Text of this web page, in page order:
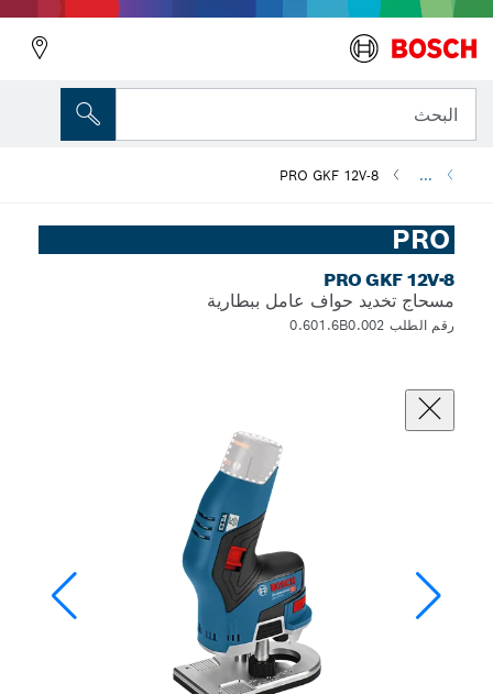
البحث
...
PRO GKF 12V-8
PRO
PRO GKF 12V-8
مسحاج تخديد حواف عامل ببطارية
رقم الطلب 0.601.6B0.002